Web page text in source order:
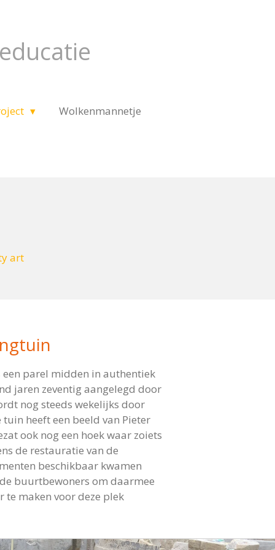
Wolkenmannetje
art
een parel midden in authentiek
jaren zeventig aangelegd door
nog steeds wekelijks door
heeft een beeld van Pieter
ook nog een hoek waar zoiets
de restauratie van de
beschikbaar kwamen
buurtbewoners om daarmee
maken voor deze plek